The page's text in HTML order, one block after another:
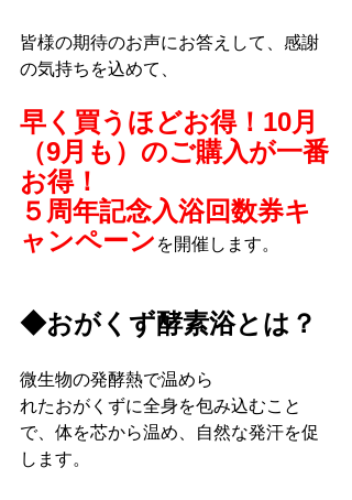
皆様の期待のお声にお答えして、感謝
の気持ちを込めて、
早く買うほどお得！10月
（9月も）のご購入が一番
お得！
５周年記念入浴回数券キ
ャンペーン を開催します。
◆おがくず酵素浴とは？
微生物の発酵熱で温めら
れたおがくずに全身を包み込むこと
で、体を芯から温め、自然な発汗を促
します。